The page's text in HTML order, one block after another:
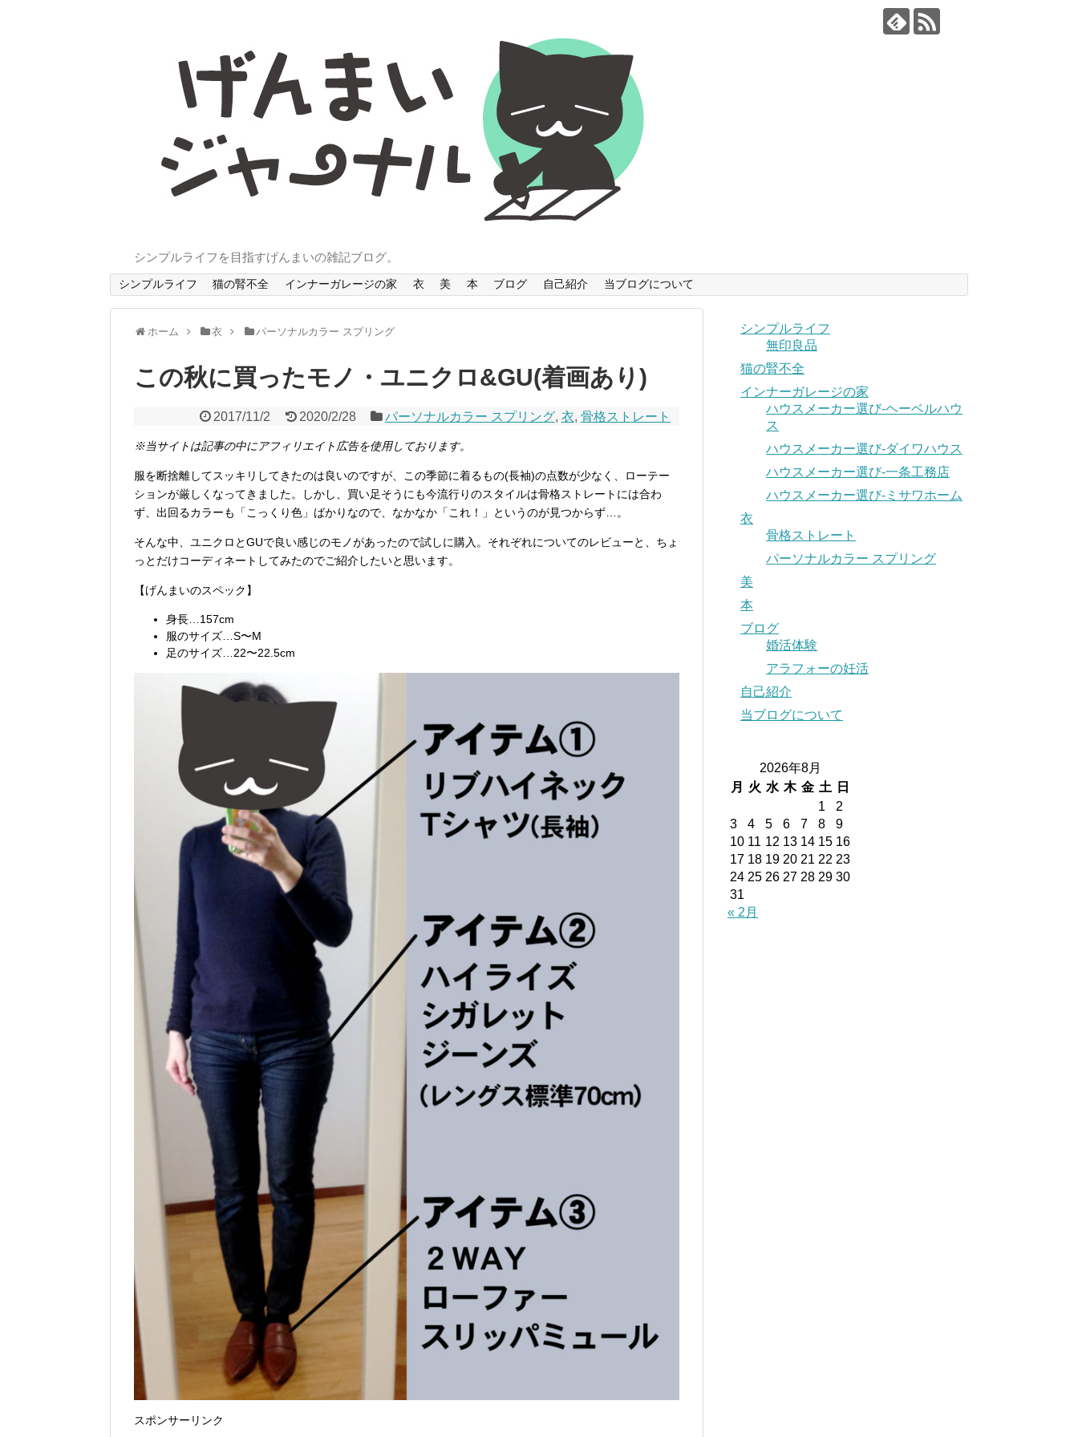
シンプルライフを目指すげんまいの雑記ブログ。
シンプルライフ 猫の腎不全 インナーガレージの家 衣 美 本 ブログ 自己紹介 当ブログについて
ホーム 衣 パーソナルカラー スプリング
この秋に買ったモノ・ユニクロ&GU(着画あり)
2017/11/2 2020/2/28 パーソナルカラー スプリング, 衣, 骨格ストレート
※当サイトは記事の中にアフィリエイト広告を使用しております。
服を断捨離してスッキリしてきたのは良いのですが、この季節に着るもの(長袖)の点数が少なく、ローテー
ションが厳しくなってきました。しかし、買い足そうにも今流行りのスタイルは骨格ストレートには合わ
ず、出回るカラーも「こっくり色」ばかりなので、なかなか「これ！」というのが見つからず…。
そんな中、ユニクロとGUで良い感じのモノがあったので試しに購入。それぞれについてのレビューと、ちょ
っとだけコーディネートしてみたのでご紹介したいと思います。
【げんまいのスペック】
身長…157cm
服のサイズ…S〜M
足のサイズ…22〜22.5cm
スポンサーリンク
シンプルライフ
無印良品
猫の腎不全
インナーガレージの家
ハウスメーカー選び-ヘーベルハウ
ス
ハウスメーカー選び-ダイワハウス
ハウスメーカー選び-一条工務店
ハウスメーカー選び-ミサワホーム
衣
骨格ストレート
パーソナルカラー スプリング
美
本
ブログ
婚活体験
アラフォーの妊活
自己紹介
当ブログについて
2026年8月
月
火 水 木 金 土
日
1
2
3
4 5 6 7 8
9
10 11 12 13 14 15 16
17 18 19 20 21 22 23
24 25 26 27 28 29 30
31
« 2月